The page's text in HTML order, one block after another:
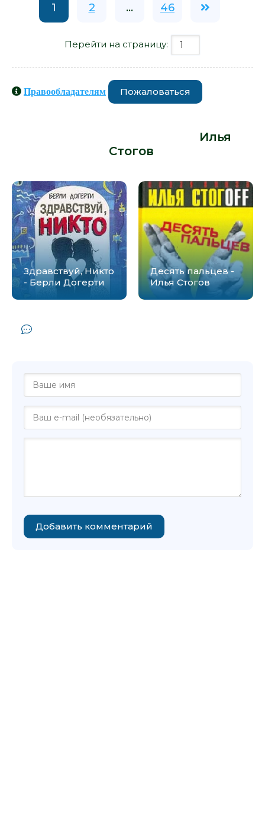
1 2 ... 46
Перейти на страницу:
Правообладателям Пожаловаться
Илья
Стогов
Здравствуй, Никто
- Берли Догерти
Десять пальцев -
Илья Стогов
Добавить комментарий